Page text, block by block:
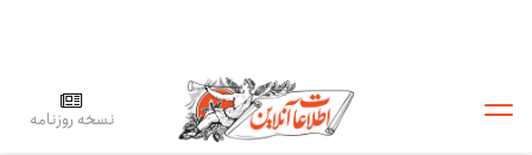
نسخه روزنامه